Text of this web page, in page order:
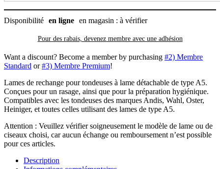
Disponibilité en ligne en magasin : à vérifier
Pour des rabais, devenez membre avec une adhésion
Want a discount? Become a member by purchasing #2) Membre
Standard or#3) Membre Premium!
Lames de rechange pour tondeuses à lame détachable de type A5.
Conçues pour un rasage, ainsi que pour la préparation hygiénique.
Compatibles avec les tondeuses des marques Andis, Wahl, Oster,
Heiniger, et toutes celles utilisant des lames de type A5.
Attention : Veuillez vérifier soigneusement le modèle de lame ou de
ciseaux choisi, car aucun échange ou remboursement n’est possible
pour ces articles.
Description